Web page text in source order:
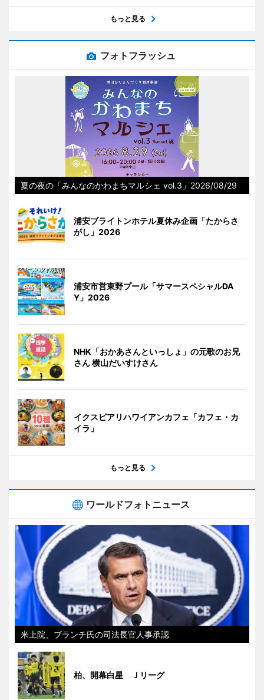
もっと見る
フォトフラッシュ
夏の夜の「みんなのかわまちマルシェ vol.3」2026/08/29
浦安ブライトンホテル夏休み企画「たからさ
がし」2026
浦安市営東野プール「サマースペシャルDA
Y」2026
NHK「おかあさんといっしょ」の元歌のお兄
さん 横山だいすけさん
イクスピアリハワイアンカフェ「カフェ・カ
イラ」
もっと見る
ワールドフォトニュース
米上院、ブランチ氏の司法長官人事承認
柏、開幕白星 Ｊリーグ